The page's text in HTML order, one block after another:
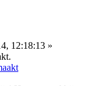
12:18:13 »